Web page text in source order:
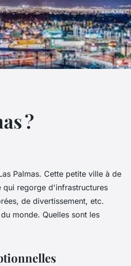
?
Palmas. Cette petite ville à de
qui regorge d'infrastructures
de divertissement, etc.
monde. Quelles sont les